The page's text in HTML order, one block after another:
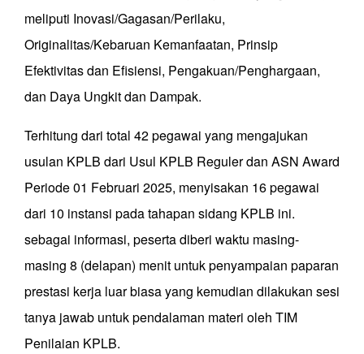
meliputi Inovasi/Gagasan/Perilaku,
Originalitas/Kebaruan Kemanfaatan, Prinsip
Efektivitas dan Efisiensi, Pengakuan/Penghargaan,
dan Daya Ungkit dan Dampak.
Terhitung dari total 42 pegawai yang mengajukan
usulan KPLB dari Usul KPLB Reguler dan ASN Award
Periode 01 Februari 2025, menyisakan 16 pegawai
dari 10 instansi pada tahapan sidang KPLB ini.
sebagai informasi, peserta diberi waktu masing-
masing 8 (delapan) menit untuk penyampaian paparan
prestasi kerja luar biasa yang kemudian dilakukan sesi
tanya jawab untuk pendalaman materi oleh TIM
Penilaian KPLB.